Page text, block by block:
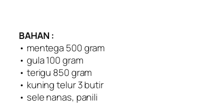
BAHAN :
• mentega 500 gram
• gula 100 gram
• terigu 850 gram
• kuning telur 3 butir
• sele nanas, panili